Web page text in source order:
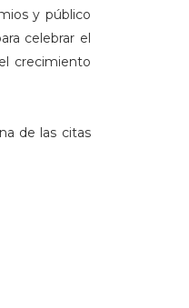
y público
celebrar el
crecimiento
de las citas